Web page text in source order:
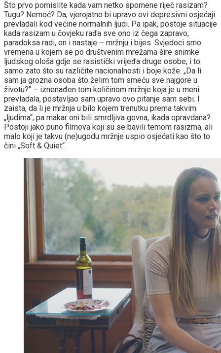
Što prvo pomislite kada vam netko spomene riječ rasizam?
Tugu? Nemoć? Da, vjerojatno bi upravo ovi depresivni osjećaji
prevladali kod većine normalnih ljudi. Pa ipak, postoje situacije
kada rasizam u čovjeku rađa sve ono iz čega zapravo,
paradoksa radi, on i nastaje – mržnju i bijes. Svjedoci smo
vremena u kojem se po društvenim mrežama šire snimke
ljudskog ološa gdje se rasistički vrijeđa druge osobe, i to
samo zato što su različite nacionalnosti i boje kože. „Da li
sam ja grozna osoba što želim tom smeću sve najgore u
životu?“ – iznenađen tom količinom mržnje koja je u meni
prevladala, postavljao sam upravo ovo pitanje sam sebi. I
zaista, da li je mržnja u bilo kojem trenutku prema takvim
„ljudima“, pa makar oni bili smrdljiva govna, ikada opravdana?
Postoji jako puno filmova koji su se bavili temom rasizma, ali
malo koji je takvu (ne)ugodu mržnje uspio osjećati kao što to
čini „Soft & Quiet“.